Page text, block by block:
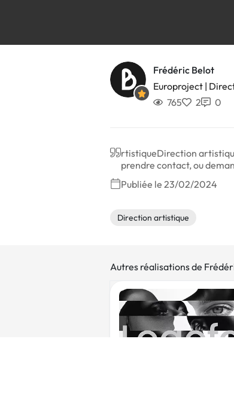
Frédéric Belot
Europroject |
765 2 0
rtistiqueDirection
prendre contact, ou
Publiée le 23/02/2024
Direction artistique
Autres réalisations de